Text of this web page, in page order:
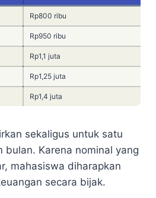
Rp800 ribu
Rp950 ribu
Rp1,1 juta
Rp1,25 juta
Rp1,4 juta
sekaligus untuk satu
bulan. Karena nominal yang
mahasiswa diharapkan
secara bijak.